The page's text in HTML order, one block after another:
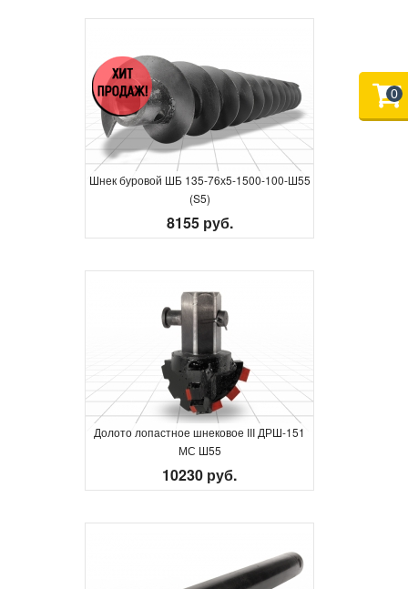
Шнек буровой ШБ 135-76х5-1500-100-Ш55
(S5)
8155 руб.
Долото лопастное шнековое III ДРШ-151
МС Ш55
10230 руб.
0